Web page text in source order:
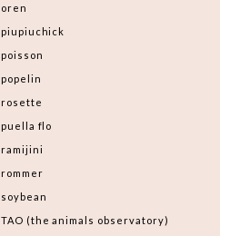
oren
piupiuchick
poisson
popelin
rosette
puella flo
ramijini
rommer
soybean
TAO (the animals observatory)